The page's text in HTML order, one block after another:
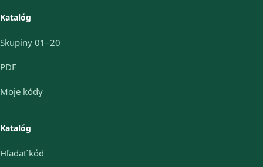
Katalóg
Skupiny 01–20
PDF
Moje kódy
Katalóg
Hľadať kód